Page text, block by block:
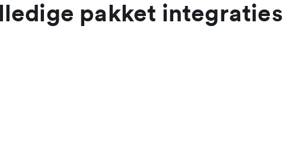
pakket integraties